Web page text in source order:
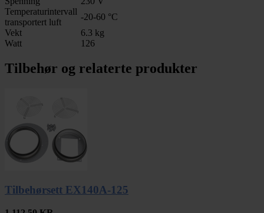
Temperaturintervall
transportert luft
-20-60 °C
Vekt
6.3 kg
Watt
126
Tilbehør og relaterte produkter
Tilbehørsett EX140A-125